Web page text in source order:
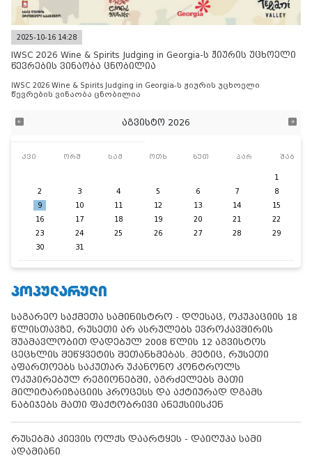
2025-10-16 14:28
IWSC 2026 Wine & Spirits Judging in Georgia-ს ჟიურის უცხოელი
წევრების ვინაობა ცნობილია
IWSC 2026 Wine & Spirits Judging in Georgia-ს ჟიურის უცხოელი
წევრების ვინაობა ცნობილია
აგვისტო 2026
კვი ორშ სამ ოთხ ხუთ პარ შაბ
1
2
3 4 5 6 7
8
9
10 11 12 13 14
15
16
17 18 19 20 21
22
23
24 25 26 27 28
29
30
31
ᲞᲝᲞᲣᲚᲐᲠᲣᲚᲘ
საგარეო საქმეთა სამინისტრო - დღესაც, ოკუპაციის 18
წლისთავზე, რუსეთი არ ასრულებს ევროკავშირის
შუამავლობით დადებულ 2008 წლის 12 აგვისტოს
ცეცხლის შეწყვეტის შეთანხმებას. მეტიც, რუსეთი
აფართოებს საკუთარ უკანონო კონტროლს
ოკუპირებულ რეგიონებში, აგრძელებს მათი
მილიტარიზაციის პროცესს და აქტიურად დგამს
ნაბიჯებს მათი ფაქტობრივი ანექსიისკენ
რუსებმა კიევის ოლქს დაარტყეს - დაიღუპა სამი
ადამიანი